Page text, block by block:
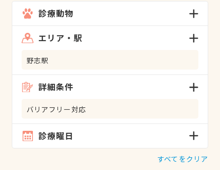
診療動物
エリア・駅
野志駅
詳細条件
バリアフリー対応
診療曜日
すべてをクリア